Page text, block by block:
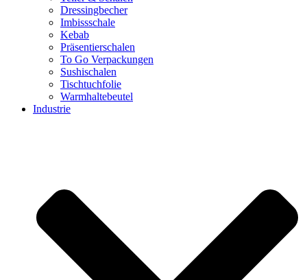
Dressingbecher
Imbissschale
Kebab
Präsentierschalen
To Go Verpackungen
Sushischalen
Tischtuchfolie
Warmhaltebeutel
Industrie